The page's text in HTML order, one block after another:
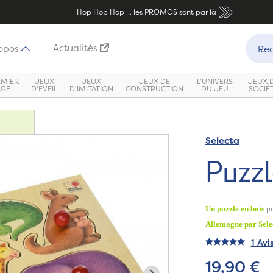
Hop Hop Hop ... les PROMOS sont par là
Actualités
JEUX
D'ÉVEIL
JEUX
D'IMITATION
JEUX DE
CONSTRUCTION
L'UNIVERS
DU JEU
JEUX
Selecta
Un puzzle en bois
Allemagne par
1 Avis
19,90 €